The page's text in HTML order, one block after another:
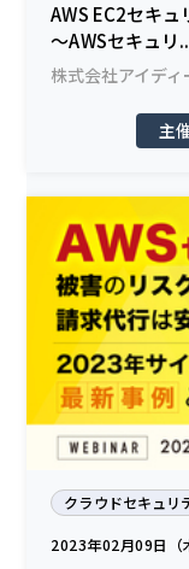
AWS EC2セキ
〜AWSセキュリ
株式会社アイディ
主
クラウドセキュリ
2023年02月09日（